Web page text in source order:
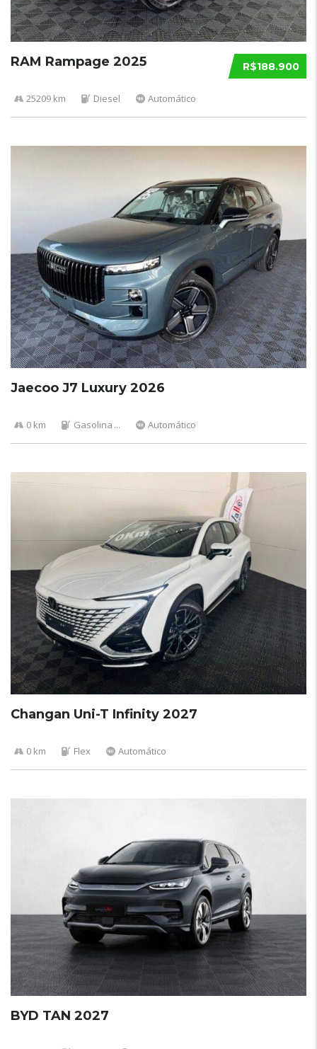
R$188.900
RAM Rampage 2025
25209 km Diesel Automático
Jaecoo J7 Luxury 2026
0 km Gasolina ... Automático
Changan Uni-T Infinity 2027
0 km Flex Automático
BYD TAN 2027